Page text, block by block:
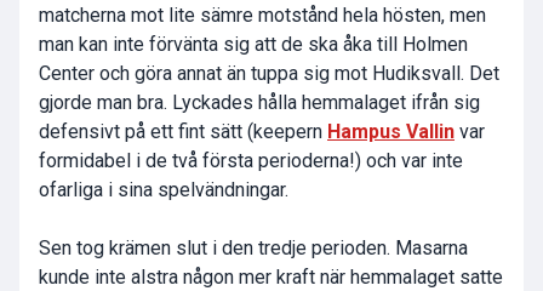
matcherna mot lite sämre motstånd hela hösten, men
man kan inte förvänta sig att de ska åka till Holmen
Center och göra annat än tuppa sig mot Hudiksvall. Det
gjorde man bra. Lyckades hålla hemmalaget ifrån sig
defensivt på ett fint sätt (keepern Hampus Vallin var
formidabel i de två första perioderna!) och var inte
ofarliga i sina spelvändningar.
Sen tog krämen slut i den tredje perioden. Masarna
kunde inte alstra någon mer kraft när hemmalaget satte